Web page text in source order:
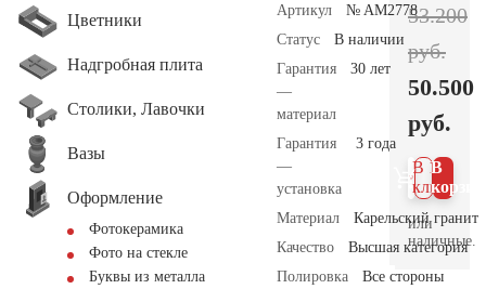
Цветники
Надгробная плита
Столики, Лавочки
Вазы
Оформление
Фотокерамика
Фото на стекле
Буквы из металла
Артикул
№ AM2778
Статус
В наличии
Гарантия
—
материал
30 лет
Гарантия
—
установка
3 года
Материал
Карельский гранит
Качество
Высшая категория
Полировка
Все стороны
53.200
руб.
50.500
руб.
В
В 1
клик
или
наличные.